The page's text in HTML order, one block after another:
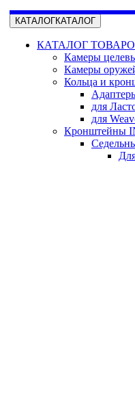
КАТАЛОГКАТАЛОГ
КАТАЛОГ
Камеры
Камеры
Кольца и
для
для
Кронштейны